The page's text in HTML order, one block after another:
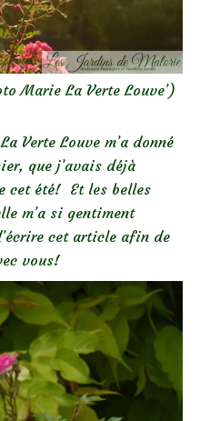
Marie La Verte Louve’)
Verte Louve m’a donné
que j’avais déjà
cet été! Et les belles
m’a si gentiment
cet article afin de
vous!